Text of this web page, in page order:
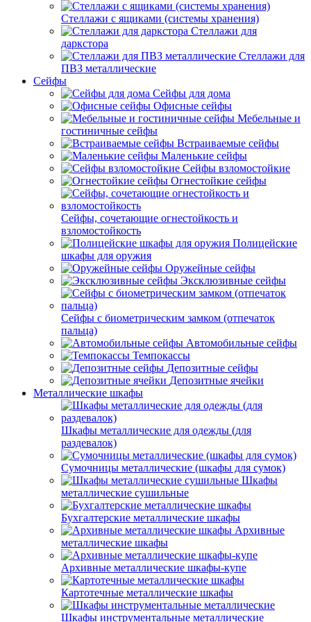
Стеллажи с ящиками (системы хранения)
Стеллажи для
даркстора
Стеллажи для
ПВЗ металлические
Сейфы
Сейфы для дома
Офисные сейфы
Мебельные и
гостиничные сейфы
Встраиваемые сейфы
Маленькие сейфы
Сейфы взломостойкие
Огнестойкие сейфы
Сейфы, сочетающие огнестойкость и
взломостойкость
Полицейские
шкафы для оружия
Оружейные сейфы
Эксклюзивные сейфы
Сейфы с биометрическим замком (отпечаток
пальца)
Автомобильные сейфы
Темпокассы
Депозитные сейфы
Депозитные ячейки
Металлические шкафы
Шкафы металлические для одежды (для
раздевалок)
Сумочницы металлические (шкафы для сумок)
Шкафы
металлические сушильные
Бухгалтерские металлические шкафы
Архивные
металлические шкафы
Архивные металлические шкафы-купе
Картотечные металлические шкафы
Шкафы инструментальные металлические